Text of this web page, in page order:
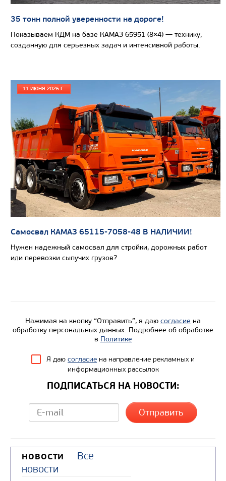
САМОСВАЛ КАМАЗ-65802
Цена по запросу
Производитель
Экологический класс
Колесная формула
Узнать цену
35 тонн полной уверенности на дороге!
Показываем КДМ на базе КАМАЗ 65951 (8×4) — технику,
созданную для серьезных задач и интенсивной работы.
11 ИЮНЯ 2026 Г.
Самосвал КАМАЗ 65115-7058-48 В НАЛИЧИИ!
Нужен надежный самосвал для стройки, дорожных работ
или перевозки сыпучих грузов?
Нажимая на кнопку “Отправить”, я даю согласие на
обработку персональных данных. Подробнее об обработке
в Политике
Я даю согласие на направление рекламных и
информационных рассылок
ПОДПИСАТЬСЯ НА НОВОСТИ:
НОВОСТИ
Все
новости